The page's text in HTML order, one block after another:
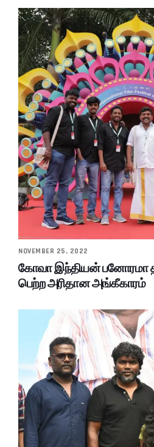
NOVEMBER 25, 2022
கோவா இந்தியன் பனோரமா
பெற்ற அரிதான அங்கீகாரம்